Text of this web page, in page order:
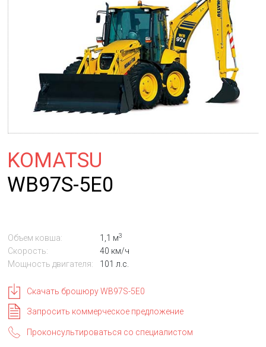
KOMATSU
WB97S-5E0
Объем ковша: 1,1 м3
Скорость:
40 км/ч
Мощность двигателя:
101 л.с.
Скачать брошюру WB97S-5E0
Запросить коммерческое предложение
Проконсультироваться со специалистом